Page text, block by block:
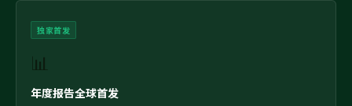
独家首发
📊
年度报告全球首发